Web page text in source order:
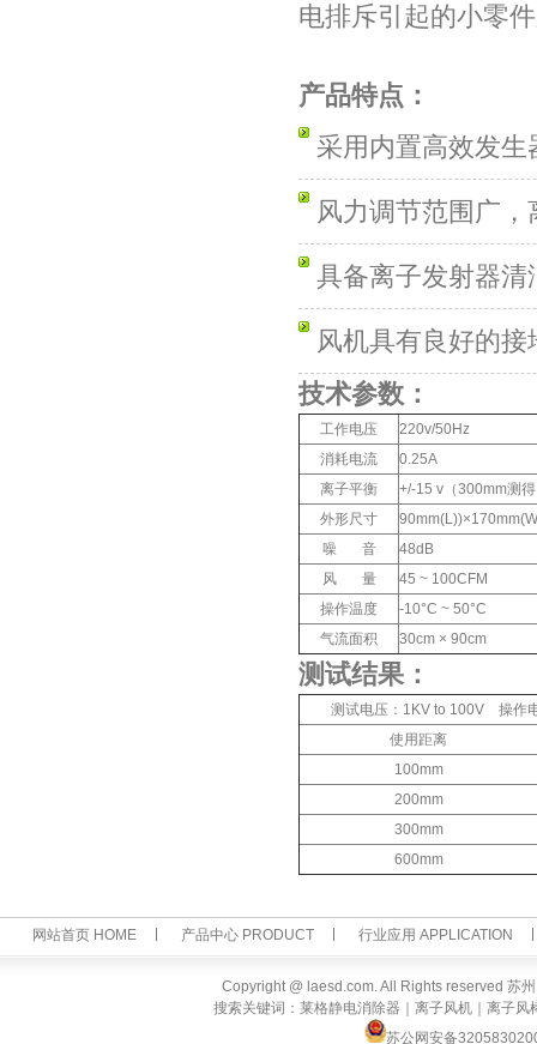
电排斥引起的小零
产品特点：
采用内置高效发
风力调节范围广
具备离子发射器
风机具有良好的
技术参数：
工作电压
220v/50Hz
消耗电流
0.25A
离子平衡
+/-15 v（300mm测
外形尺寸
噪 音
48dB
风 量
45 ~ 100CFM
操作温度
-10°C ~ 50°C
气流面积
30cm × 90cm
测试结果：
测试电压：1KV to 100V 操
使用距离
100mm
200mm
300mm
600mm
网站首页 HOME 产品中心 PRODUCT 行业应用 APPLICATION
Copyright @ laesd.com. All Rights reserved 苏
搜索关键词：莱格静电消除器｜离子风机｜离子
苏公网安备